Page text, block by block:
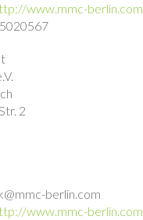
www.mmc-berlin.com
2
berlin.com
www.mmc-berlin.com